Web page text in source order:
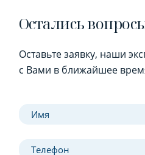
Остались
Оставьте заявку, наши
с Вами в ближайшее